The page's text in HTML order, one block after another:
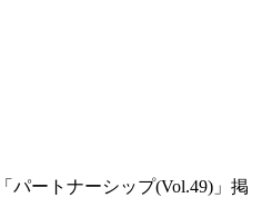
パートナーシップ(Vol.49)」掲